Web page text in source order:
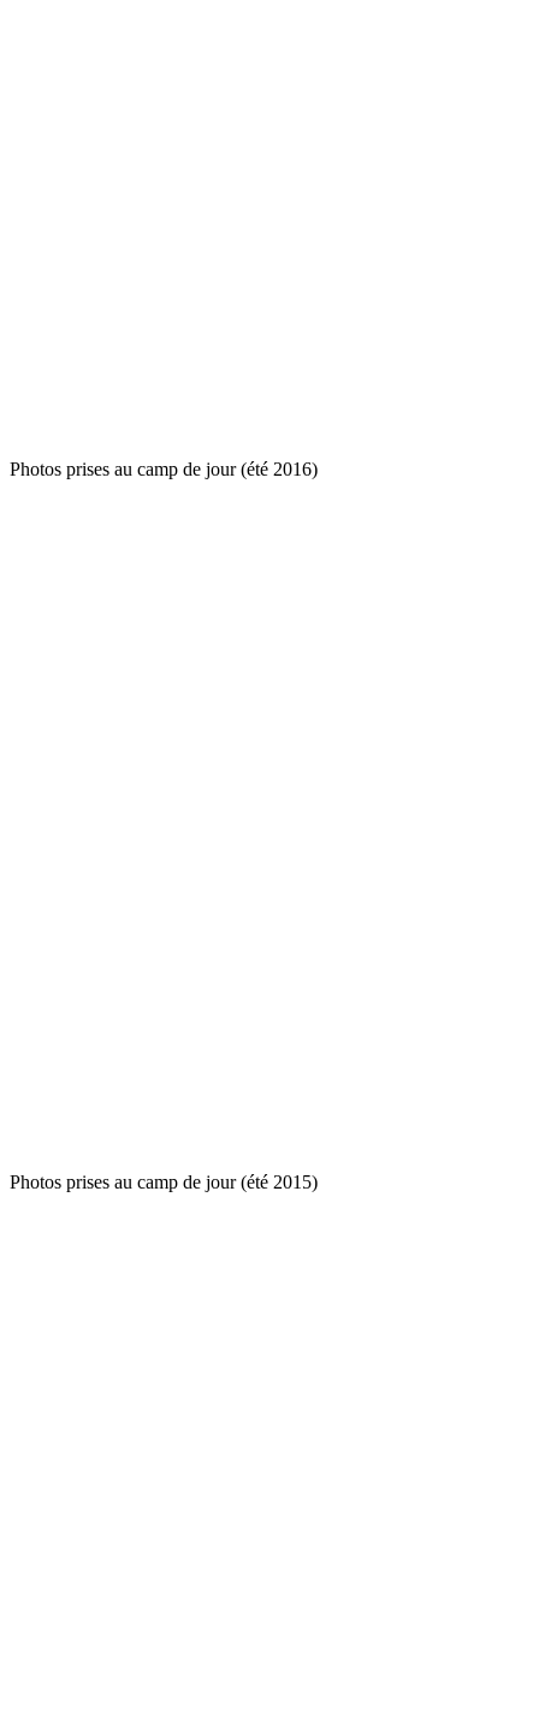
Photos prises au camp de jour (été 2016)
Photos prises au camp de jour (été 2015)